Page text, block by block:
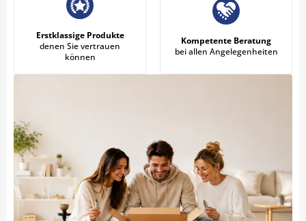
Erstklassige Produkte
denen Sie vertrauen
können
Kompetente Beratung
bei allen Angelegenheiten